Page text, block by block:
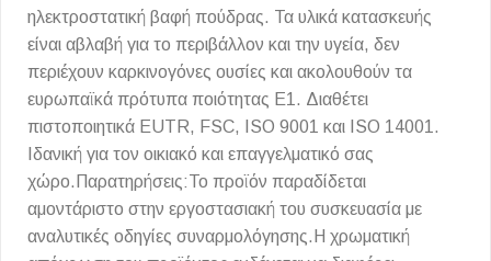
ηλεκτροστατική βαφή πούδρας. Τα υλικά κατασκευής
είναι αβλαβή για το περιβάλλον και την υγεία, δεν
περιέχουν καρκινογόνες ουσίες και ακολουθούν τα
ευρωπαϊκά πρότυπα ποιότητας Ε1. Διαθέτει
πιστοποιητικά EUTR, FSC, ISO 9001 και ISO 14001.
Ιδανική για τον οικιακό και επαγγελματικό σας
χώρο.Παρατηρήσεις:Το προϊόν παραδίδεται
αμοντάριστο στην εργοστασιακή του συσκευασία με
αναλυτικές οδηγίες συναρμολόγησης.Η χρωματική